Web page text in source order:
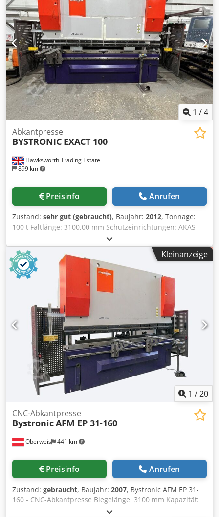
Blechstärke Edelstahl 20 Blechstärke Aluminium 12
Betriebsstunden Maschine 106.367h Betriebsstunden
Laser (Anregung Modul) 73.725h Betriebsstunden Strahl
ein 50.873h Dkodpfx Aeyztchjiwor Inklusive Absaugung
Depro 6-SPRK Resonator Bylaser 4400 Kühlaggregat WKL
430 Zwischenverkauf , Änderungen und Irttümer
vorbehalten !
1 /4
Hawksworth Trading Estate
899 km
Abkantpresse
BYSTRONIC EXACT 100
Preisinfo Anrufen
Zustand: sehr gut (gebraucht), Baujahr: 2012, Tonnage:
100 t Faltlänge: 3100,00 mm Schutzeinrichtungen: AKAS
FIESSLER-Maschinensicherheitsvorrichtung mit
Lasertechnologie CNC-Steuerung: Cybelec 880s Halsweite:
250,0 mm Vertikalhub: 200 Arbeitsgeschwindigkeit: 100
mm/Sek. Anzahl der Achsen: 4 Motorleistung: 11,0 kW -----
Gewicht: 9000,0 kg Zustand: ausgezeichnet Dksdpfeztl
Nzex Aiwjr Kann im Betrieb vorgeführt werden. PROSPEKT
UND WEITERE INFORMATIONEN SIND AUF ANFRAGE
VERFÜGBAR.
Kleinanzeige
1 /20
Oberweis 441 km
CNC-Abkantpresse
BystronicAFM EP 31-160
Preisinfo Anrufen
Zustand: gebraucht, Baujahr: 2007, Bystronic AFM EP 31-
160 - CNC-Abkantpresse Biegelänge: 3100 mm Kapazität:
160 t - Cybelec DNC 880S CNC-Steuerung -